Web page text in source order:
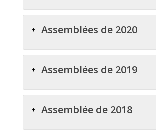
Assemblées de 2020
Assemblées de 2019
Assemblée de 2018